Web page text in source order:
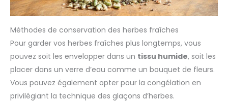
Méthodes de conservation des herbes fraîches
Pour garder vos herbes fraîches plus longtemps, vous
pouvez soit les envelopper dans un tissu humide, soit les
placer dans un verre d’eau comme un bouquet de fleurs.
Vous pouvez également opter pour la congélation en
privilégiant la technique des glaçons d’herbes.